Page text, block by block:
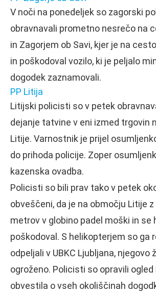
V noči na ponedeljek so zagorski
obravnavali prometno nesrečo na
in Zagorjem ob Savi, kjer je na
in poškodoval vozilo, ki je peljalo
dogodek zaznamovali.
PP Litija
Litijski policisti so v petek
dejanje tatvine v eni izmed trgovin
Litije. Varnostnik je prijel
do prihoda policije. Zoper
kazenska ovadba.
Policisti so bili prav tako v petek
obveščeni, da je na območju Litije
metrov v globino padel moški in se
poškodoval. S helikopterjem so ga
odpeljali v UBKC Ljubljana, njegovo
ogroženo. Policisti so opravili ogled
obvestila o vseh okoliščinah